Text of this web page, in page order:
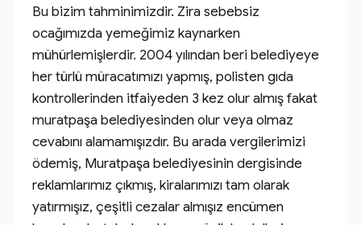
Bu bizim tahminimizdir. Zira sebebsiz
ocağımızda yemeğimiz kaynarken
mühürlemişlerdir. 2004 yılından beri belediyeye
her türlü müracatımızı yapmış, polisten gıda
kontrollerinden itfaiyeden 3 kez olur almış fakat
muratpaşa belediyesinden olur veya olmaz
cevabını alamamışızdır. Bu arada vergilerimizi
ödemiş, Muratpaşa belediyesinin dergisinde
reklamlarımız çıkmış, kiralarımızı tam olarak
yatırmışız, çeşitli cezalar almışız encümen